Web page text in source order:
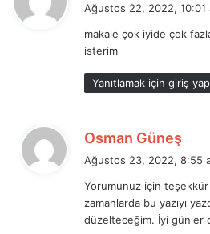
d
i
i
:
Ağustos 22, 2022, 10:01
makale çok iyide çok
isterim
Yanıtlamak için giriş
Osman Güneş
i
k
i
Ağustos 23, 2022, 8:55
Yorumunuz için
zamanlarda bu yazıyı
düzelteceğim. İyi günler